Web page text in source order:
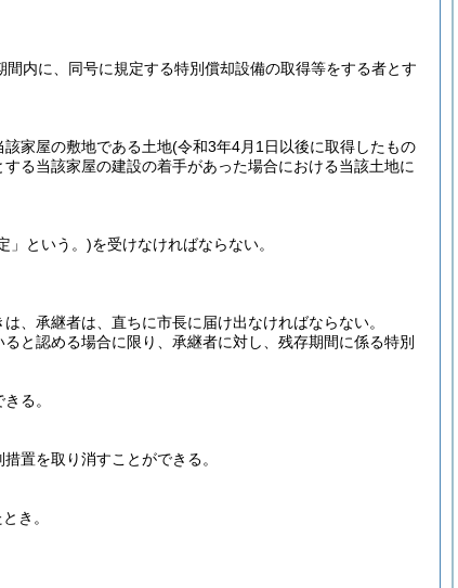
内に、同号に規定する特別償却設備の取得等をする者とす
家屋の敷地である土地(令和3年4月1日以後に取得したもの
る当該家屋の建設の着手があった場合における当該土地に
」という。)を受けなければならない。
、承継者は、直ちに市長に届け出なければならない。
と認める場合に限り、承継者に対し、残存期間に係る特別
る。
置を取り消すことができる。
き。